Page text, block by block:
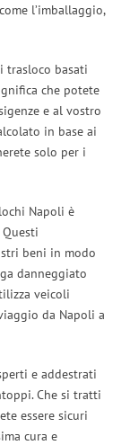
l’imballaggio,
trasloco basati
che potete
e al vostro
in base ai
solo per i
Napoli è
Questi
beni in modo
danneggiato
veicoli
da Napoli a
e addestrati
Che si tratti
essere sicuri
cura e